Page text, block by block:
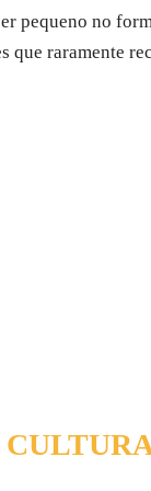
pequeno no
raramente